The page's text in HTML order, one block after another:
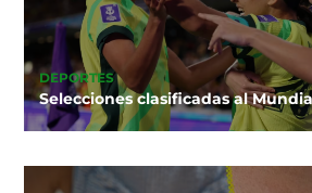
DEPORTES
Selecciones clasificadas al